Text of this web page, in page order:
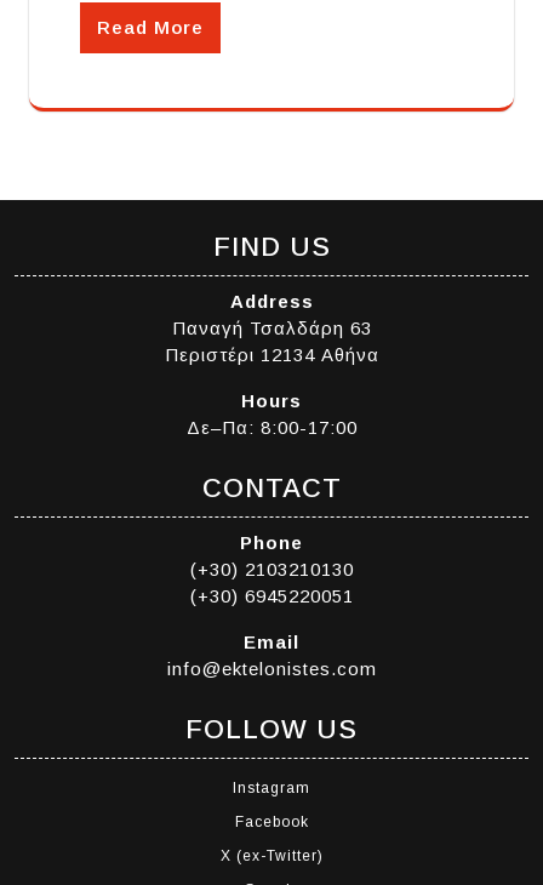
Read More
FIND US
Address
Παναγή Τσαλδάρη 63
Περιστέρι 12134 Αθήνα
Hours
Δε–Πα: 8:00-17:00
CONTACT
Phone
(+30) 2103210130
(+30) 6945220051
Email
info@ektelonistes.com
FOLLOW US
Instagram
Facebook
X (ex-Twitter)